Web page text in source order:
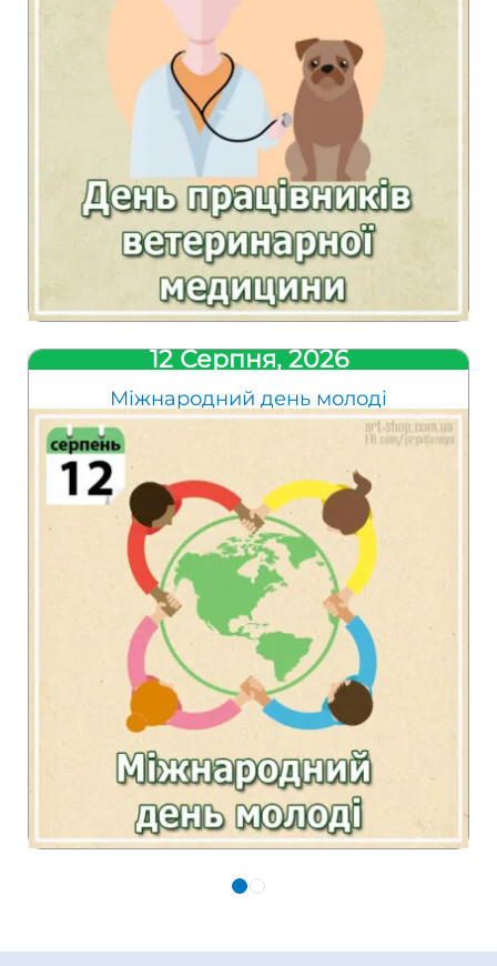
12 Серпня, 2026
Міжнародний день молоді